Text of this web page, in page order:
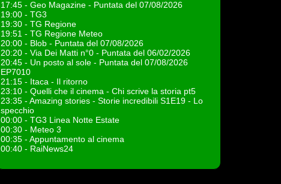
17:45 - Geo Magazine - Puntata del 07/08/2026
19:00 - TG3
19:30 - TG Regione
19:51 - TG Regione Meteo
20:00 - Blob - Puntata del 07/08/2026
20:20 - Via Dei Matti n°0 - Puntata del 06/02/2026
20:45 - Un posto al sole - Puntata del 07/08/2026
EP7010
21:15 - Itaca - Il ritorno
23:10 - Quelli che il cinema - Chi scrive la storia pt5
23:35 - Amazing stories - Storie incredibili S1E19 - Lo
specchio
00:00 - TG3 Linea Notte Estate
00:30 - Meteo 3
00:35 - Appuntamento al cinema
00:40 - RaiNews24